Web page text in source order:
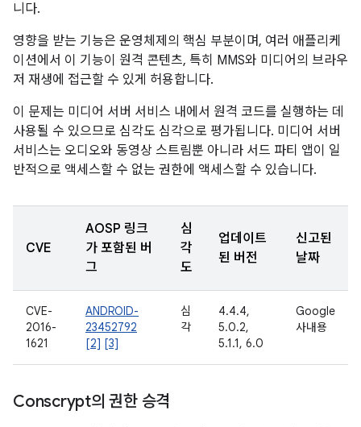
니다.
영향을 받는 기능은 운영체제의 핵심 부분이며, 여러 애플리케
이션에서 이 기능이 원격 콘텐츠, 특히 MMS와 미디어의 브라우
저 재생에 접근할 수 있게 허용합니다.
이 문제는 미디어 서버 서비스 내에서 원격 코드를 실행하는 데
사용될 수 있으므로 심각도 심각으로 평가됩니다. 미디어 서버
서비스는 오디오와 동영상 스트림뿐 아니라 서드 파티 앱이 일
반적으로 액세스할 수 없는 권한에 액세스할 수 있습니다.
CVE
AOSP 링크
가 포함된 버
그
심
각
도
업데이트
된 버전
신고된
날짜
CVE-
2016-
1621
ANDROID-
23452792
[2] [3]
심
각
4.4.4,
5.0.2,
5.1.1, 6.0
Google
사내용
Conscrypt의 권한 승격